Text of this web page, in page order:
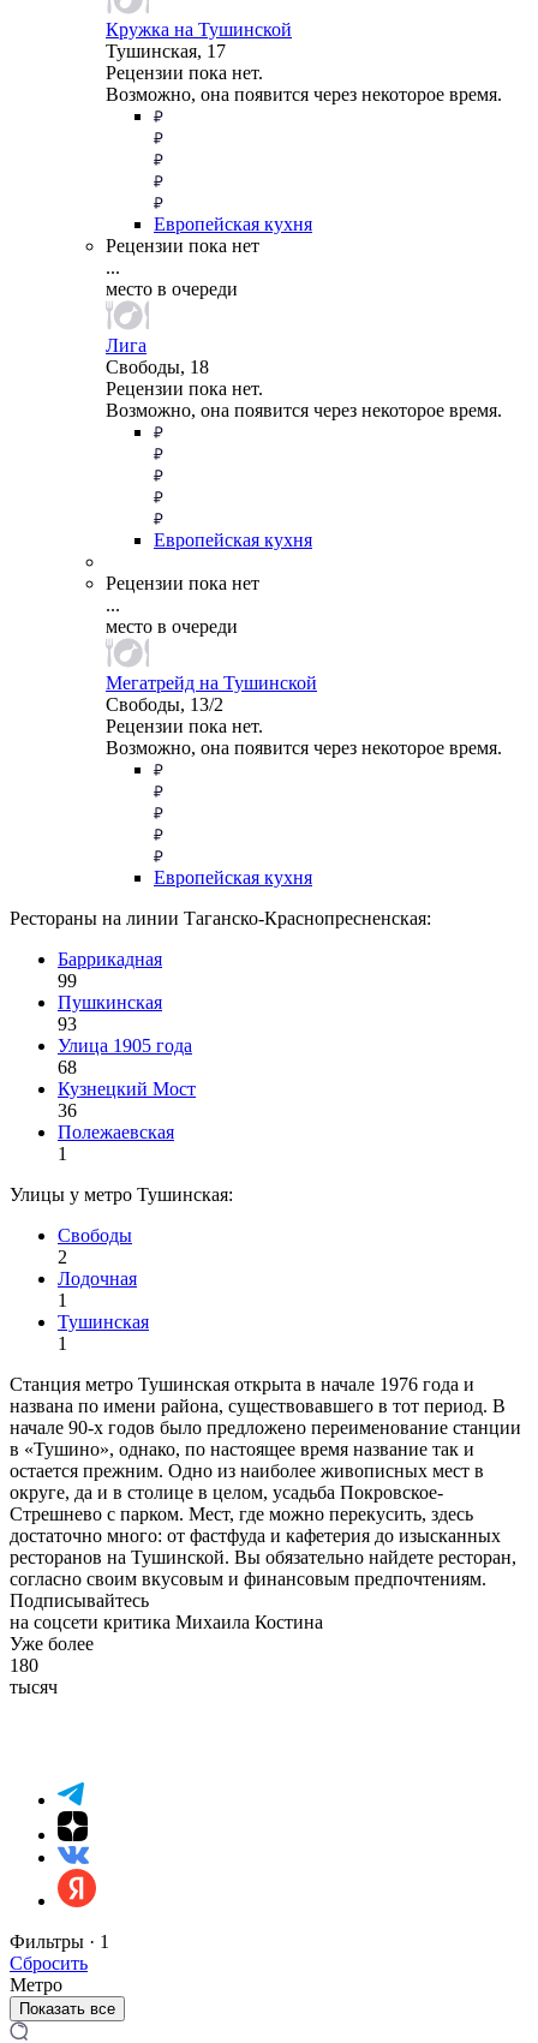
Кружка на Тушинской
Тушинская, 17
Рецензии пока нет.
Возможно, она появится через некоторое время.
Европейская кухня
Рецензии пока нет
...
место в очереди
Лига
Свободы, 18
Рецензии пока нет.
Возможно, она появится через некоторое время.
Европейская кухня
Рецензии пока нет
...
место в очереди
Мегатрейд на Тушинской
Свободы, 13/2
Рецензии пока нет.
Возможно, она появится через некоторое время.
Европейская кухня
Рестораны на линии Таганско-Краснопресненская:
Баррикадная
99
Пушкинская
93
Улица 1905 года
68
Кузнецкий Мост
36
Полежаевская
1
Улицы у метро Тушинская:
Свободы
2
Лодочная
1
Тушинская
1
Станция метро Тушинская открыта в начале 1976 года и
названа по имени района, существовавшего в тот период. В
начале 90-х годов было предложено переименование станции
в «Тушино», однако, по настоящее время название так и
остается прежним. Одно из наиболее живописных мест в
округе, да и в столице в целом, усадьба Покровское-
Стрешнево с парком. Мест, где можно перекусить, здесь
достаточно много: от фастфуда и кафетерия до изысканных
ресторанов на Тушинской. Вы обязательно найдете ресторан,
согласно своим вкусовым и финансовым предпочтениям.
Подписывайтесь
на соцсети критика Михаила Костина
Уже более
180
тысяч
Фильтры · 1
Сбросить
Метро
Показать все